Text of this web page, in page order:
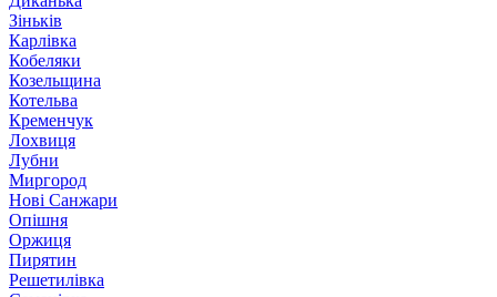
Зіньків
Карлівка
Кобеляки
Козельщина
Котельва
Кременчук
Лохвиця
Лубни
Миргород
Нові Санжари
Опішня
Оржиця
Пирятин
Решетилівка